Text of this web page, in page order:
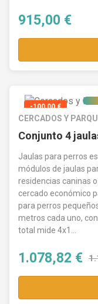
915,00 €
-100,00 €
CERCADOS Y
Conjunto 4
Jaulas para perros
módulos de jaulas
residencias caninas
cercado económico
para perros
metros cada uno,
total mide 4x1...
1.078,82 €